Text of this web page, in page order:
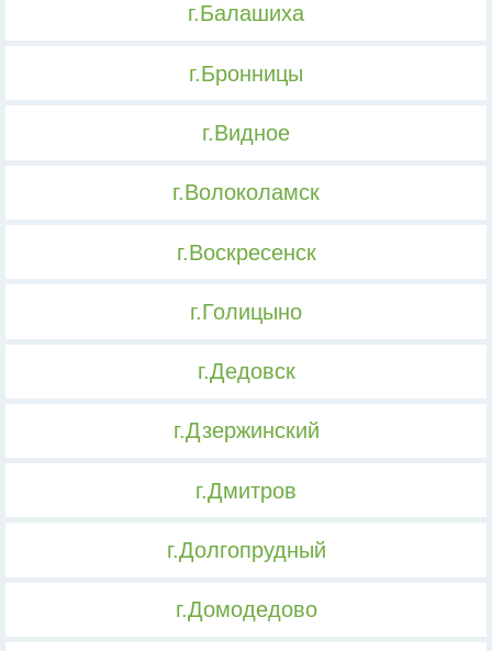
г.Балашиха
г.Бронницы
г.Видное
г.Волоколамск
г.Воскресенск
г.Голицыно
г.Дедовск
г.Дзержинский
г.Дмитров
г.Долгопрудный
г.Домодедово